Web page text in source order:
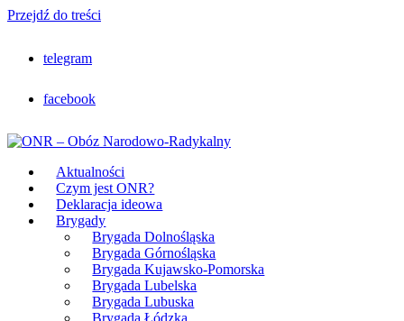
Przejdź do treści
telegram
facebook
Aktualności
Czym jest ONR?
Deklaracja ideowa
Brygady
Brygada Dolnośląska
Brygada Górnośląska
Brygada Kujawsko-Pomorska
Brygada Lubelska
Brygada Lubuska
Brygada Łódzka